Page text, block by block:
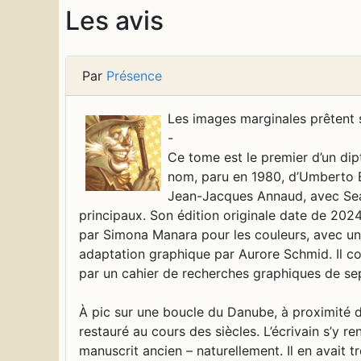
Les avis
Par Présence
Les images marginales prêtent souvent à sourire, mais à des fins d’édification. - Ce tome est le premier d’un diptyque formant l’adaptation en bande dessinée du roman du même nom, paru en 1980, d’Umberto Eco (1932-2016), ayant fait l’objet d’un film en 1986, réalisé par Jean-Jacques Annaud, avec Sean Connery (1930-2020) et Christian Slater dans les rôles principaux. Son édition originale date de 2024. Il a été réalisé par Milo Manara pour l’adaptation et les dessins, par Simona Manara pour les couleurs, avec une traduction de Jean-Noël Schifano conformée à la présente adaptation graphique par Aurore Schmid. Il comprend soixante-deux pages de bande dessinée. Il se termine par un cahier de recherches graphiques de sept pages. À pic sur une boucle du Danube, à proximité de Melk, se dresse le très beau Stift, un monastère plus d’une fois restauré au cours des siècles. L’écrivain s’y rend vers la fin août 1968 pour dénicher quelque trace d’un manuscrit ancien – naturellement. Il en avait trouvé mention dans un livre dû à la plume d’un certain abbé Vallet. Le livre s’intitulait Le manuscrit de Dom Adson de Melk, traduit en français d’après l’édition de Dom J. Mabillon, et on le lui mit dans les mains à Prague, le 16 août 1968. Dans l’attente d’une personne chère, il rédigeait presque d’un seul jet, une traduction sur ces grands cahiers de la papeterie Joseph Gibert, où il est si agréable d’écrire avec une plume douce. Six jours après, les troupes soviétiques envahissaient la malheureuse ville. En suivant un parcours hasardeux, il parvint à atteindre la frontière autrichienne à Linz. De là, il se dirigea vers Vienne, où il rejoignit la personne attendue, et ils remontèrent le cours du fleuve. Avant d’arriver à Salzbourg, une nuit tragique, dans un petit hôtel sur les rives du Mondsee. La personne avec qui il voyageait disparut en emportant dans son bagage le livre de l’abbé Vallet. Il ne lui resta ainsi qu’une série de cahiers écrits de sa propre main et un grand vide dans le cœur. Quelques mois plus tard à Paris, à la bibliothèque Sainte-Geneviève, il trouvait les Vetera Analecta auxquels faisait référence Vallet. Inutile de dire qu’ils ne contenaient aucun manuscrit d’Adso ou Adson de Melk. Il en serait probablement encore à se demander d’où pouvait bien venir l’histoire d’Adso de Melk si, en 1970, à Buenos Aires, ne lui était aussi tombé dans les mains un opuscule de Milo Temesvar, trouvé sur les étagères d’un petit libraire antiquaire dans la Corrientes. Il s’agissait de la traduction introuvable de l’original en langue géorgienne du De l’utilisation des miroirs dans le jeu des échecs, et, à sa grande surprise, il y lut de copieuses citations du manuscrit d’Adso, sauf que la source n’en était pas Vallet, mais bien le père Athanasus Kircher. Les épisodes auxquels il se référait étaient absolument analogues à ceux du manuscrit trouvé par Vallet. C’est ainsi que l’écrivain se sent libre de raconter par simple goût fabulateur, l’histoire d’Adso de Melk, si glorieusement éloignée du temps présent parce que c’est là une histoire de livres, non de misères quotidiennes, et sa lecture peut incliner à réciter avec le grand imitateur A. Kemois : In omnibus requiem quaesivi, et nusquam inveni nisi in angulo cim libro. (J’ai cherché le repos partout et ne l’ai trouvé que dans un coin avec un livre.) Adapter le roman le plus célèbre d’Umberto Eco en bande dessinée constitue un défi impressionnant, et le lecteur est fort aise de découvrir que c’est un bédéiste chevronné qui se donne ce défi. Cet écrivain sait conjuguer une intrigue en forme de polar médiéval, révélateur de facettes de la société de l’époque, avec des questionnements philosophiques, un regard d’historien et une savante contextualisation, encore enrichi par d’élégantes métaphores. Une seule certitude : l’adaptation d’une telle œuvre ne peut que perdre en densité du propos de l’auteur, tout